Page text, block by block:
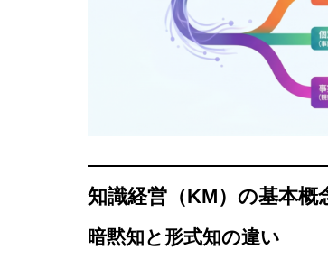
知識経営（KM）の基本概
暗黙知と形式知の違い